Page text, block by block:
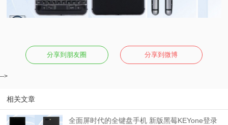
分享到朋友圈 分享到微博
-->
相关文章
全面屏时代的全键盘手机 新版黑莓KEYone登录